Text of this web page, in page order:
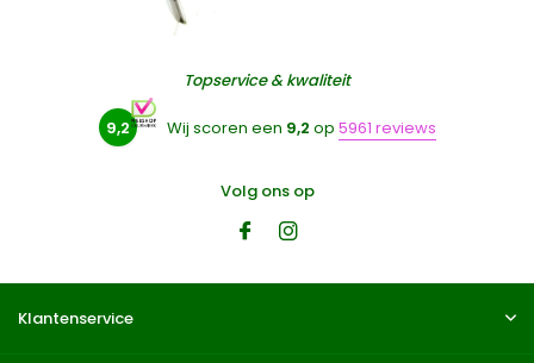
Topservice & kwaliteit
9,2 Wij scoren een 9,2 op 5961 reviews
Volg ons op
Klantenservice